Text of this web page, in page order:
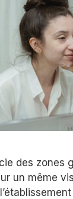
des zones
un même